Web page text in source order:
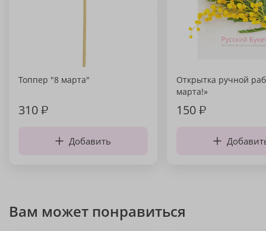
Топпер "8 марта"
310₽
Добавить
Открытка ручной
марта!»
150₽
Вам может понравиться